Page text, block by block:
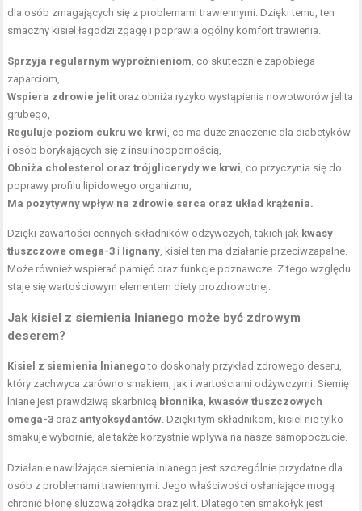
dla osób zmagających się z problemami trawiennymi. Dzięki temu, ten
smaczny kisiel łagodzi zgagę i poprawia ogólny komfort trawienia.
Sprzyja regularnym wypróżnieniom , co skutecznie zapobiega
zaparciom,
Wspiera zdrowie jelit oraz obniża ryzyko wystąpienia nowotworów jelita
grubego,
Reguluje poziom cukru we krwi , co ma duże znaczenie dla diabetyków
i osób borykających się z insulinoopornością,
Obniża cholesterol oraz trójglicerydy we krwi , co przyczynia się do
poprawy profilu lipidowego organizmu,
Ma pozytywny wpływ na zdrowie serca oraz układ krążenia.
Dzięki zawartości cennych składników odżywczych, takich jak kwasy
tłuszczowe omega-3 i lignany , kisiel ten ma działanie przeciwzapalne.
Może również wspierać pamięć oraz funkcje poznawcze. Z tego względu
staje się wartościowym elementem diety prozdrowotnej.
Jak kisiel z siemienia lnianego może być zdrowym
deserem?
Kisiel z siemienia lnianegoto doskonały przykład zdrowego deseru,
który zachwyca zarówno smakiem, jak i wartościami odżywczymi. Siemię
lniane jest prawdziwą skarbnicą błonnika
kwasów tłuszczowych
omega-3 oraz antyoksydantów . Dzięki tym składnikom, kisiel nie tylko
smakuje wybornie, ale także korzystnie wpływa na nasze samopoczucie.
Działanie nawilżające siemienia lnianego jest szczególnie przydatne dla
osób z problemami trawiennymi. Jego właściwości osłaniające mogą
chronić błonę śluzową żołądka oraz jelit. Dlatego ten smakołyk jest